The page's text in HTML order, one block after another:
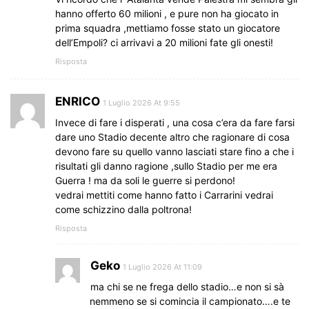
hanno offerto 60 milioni , e pure non ha giocato in
prima squadra ,mettiamo fosse stato un giocatore
dell’Empoli? ci arrivavi a 20 milioni fate gli onesti!
Risposta
ENRICO 1 Luglio 2026 At 9:55
Invece di fare i disperati , una cosa c’era da fare farsi
dare uno Stadio decente altro che ragionare di cosa
devono fare su quello vanno lasciati stare fino a che i
risultati gli danno ragione ,sullo Stadio per me era
Guerra ! ma da soli le guerre si perdono!
vedrai mettiti come hanno fatto i Carrarini vedrai
come schizzino dalla poltrona!
Risposta
Geko 1 Luglio 2026 At 11:09
ma chi se ne frega dello stadio…e non si sà
nemmeno se si comincia il campionato….e te